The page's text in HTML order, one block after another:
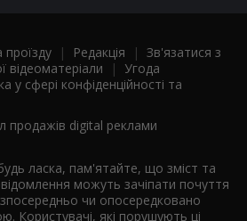
| Редакція | Зв'язатися з
відеоматеріали | Угода
у сфері конфіденційності та
продажів digital реклами
ласка, пам'ятайте, що зміст та
можуть зачіпати почуття
чи опосередковано
Користувачі, які порушують ці